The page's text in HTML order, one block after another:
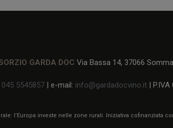
GARDA DOC Via Bassa 14, 37066
045 5545857 | e-mail: info@gardadocvino.it |
l’Europa investe nelle zone rurali. Iniziativa cofinanziata